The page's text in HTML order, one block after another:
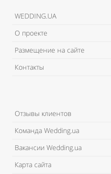
WEDDING.UA
О проекте
Размещение на сайте
Контакты
Отзывы клиентов
Команда Wedding.ua
Вакансии Wedding.ua
Карта сайта